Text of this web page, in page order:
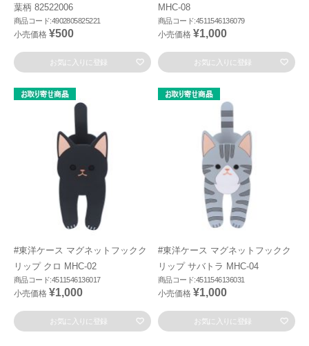
葉柄 82522006
商品コード:4902805825221
小売価格 ¥500
お気に入りに登録
MHC-08
商品コード:4511546136079
小売価格 ¥1,000
お気に入りに登録
#東洋ケース マグネットフックク
リップ クロ MHC-02
商品コード:4511546136017
小売価格 ¥1,000
お気に入りに登録
#東洋ケース マグネットフックク
リップ サバトラ MHC-04
商品コード:4511546136031
小売価格 ¥1,000
お気に入りに登録